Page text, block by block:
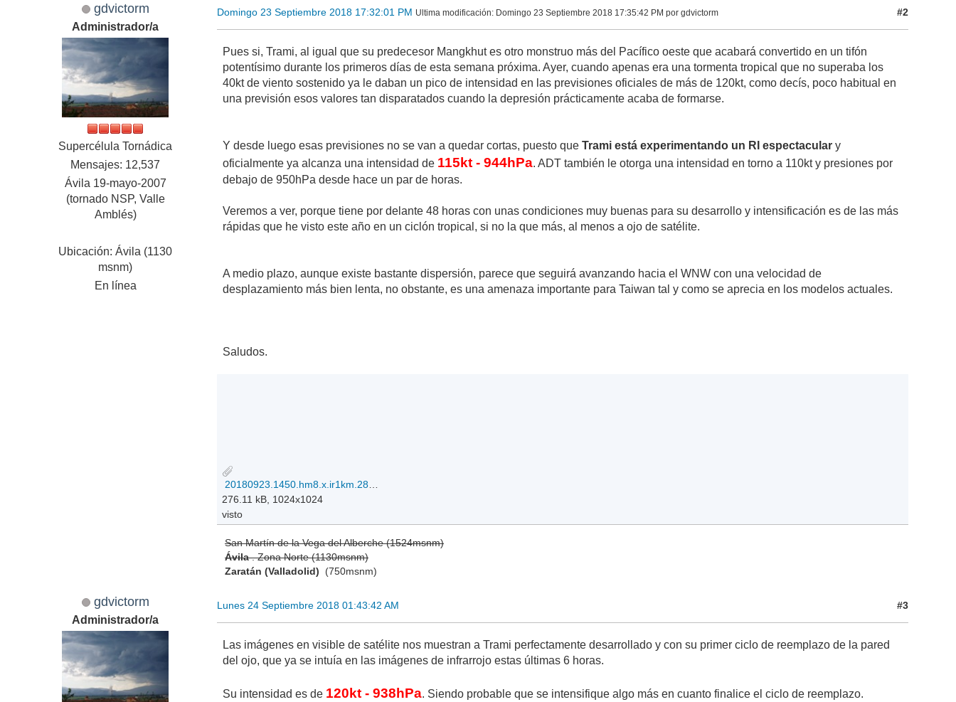
gdvictorm
Administrador/a
Supercélula Tornádica
Mensajes: 12,537
Ávila 19-mayo-2007
(tornado NSP, Valle
Amblés)
Ubicación: Ávila (1130
msnm)
En línea
Domingo 23 Septiembre 2018 17:32:01 PM Ultima modificación: Domingo 23 Septiembre 2018 17:35:42 PM por gdvictorm #2
Pues si, Trami, al igual que su predecesor Mangkhut es otro monstruo más del Pacífico oeste que acabará convertido en un tifón
potentísimo durante los primeros días de esta semana próxima. Ayer, cuando apenas era una tormenta tropical que no superaba los
40kt de viento sostenido ya le daban un pico de intensidad en las previsiones oficiales de más de 120kt, como decís, poco habitual en
una previsión esos valores tan disparatados cuando la depresión prácticamente acaba de formarse.
Y desde luego esas previsiones no se van a quedar cortas, puesto queTrami está experimentando un RI espectacular y
oficialmente ya alcanza una intensidad de 115kt - 944hPa. ADT también le otorga una intensidad en torno a 110kt y presiones por
debajo de 950hPa desde hace un par de horas.
Veremos a ver, porque tiene por delante 48 horas con unas condiciones muy buenas para su desarrollo y intensificación es de las más
rápidas que he visto este año en un ciclón tropical, si no la que más, al menos a ojo de satélite.
A medio plazo, aunque existe bastante dispersión, parece que seguirá avanzando hacia el WNW con una velocidad de
desplazamiento más bien lenta, no obstante, es una amenaza importante para Taiwan tal y como se aprecia en los modelos actuales.
Saludos.
276.11 kB, 1024x1024
visto
San Martín de la Vega del Alberche (1524msnm)
Ávila. Zona Norte (1130msnm)
Zaratán (Valladolid) (750msnm)
gdvictorm
Administrador/a
Lunes 24 Septiembre 2018 01:43:42 AM #3
Las imágenes en visible de satélite nos muestran a Trami perfectamente desarrollado y con su primer ciclo de reemplazo de la pared
del ojo, que ya se intuía en las imágenes de infrarrojo estas últimas 6 horas.
Su intensidad es de 120kt - 938hPa. Siendo probable que se intensifique algo más en cuanto finalice el ciclo de reemplazo.